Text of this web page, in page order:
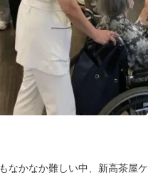
なかなか難しい中、新高茶屋ケ